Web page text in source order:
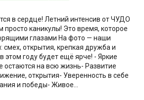
в сердце! Летний интенсив от ЧУДО
каникулы! Это время, которое
глазами На фото — наши
открытия, крепкая дружба и
этом году будет ещё ярче! - Яркие
остаются на всю жизнь- Развитие
открытия- Уверенность в себе
и победы- Живое...